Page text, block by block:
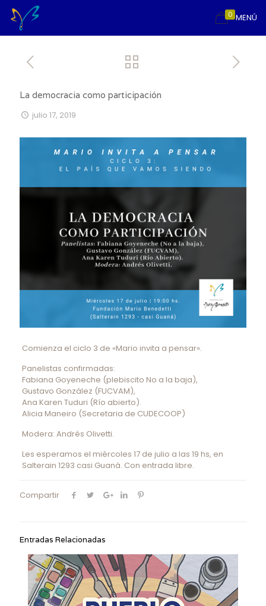
MENÚ
0
La democracia como participación
julio 17, 2019
Comienza el ciclo 3 de «Mario invita a pensar».
Panelistas confirmadas:
Fabiana Goyeneche (plebiscito No a la baja),
Gustavo González (FUCVAM),
Ana Karen Tuduri (Río abierto).
Alicia Maneiro (Secretaria de CUDECOOP)
Modera: Andrés Olivetti.
Les esperamos el miércoles 17 de julio a las 19 hs, en
Salterain 1293 casi Guaná. Con entrada libre.
Compartir
Entradas Relacionadas